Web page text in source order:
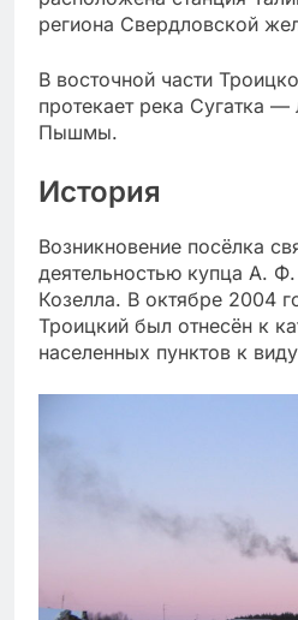
региона Свердловской
В восточной части
протекает река Сугатка —
Пышмы.
История
Возникновение посёлка
деятельностью купца А.
Козелла. В октябре 2004
Троицкий был отнесён к
населенных пунктов к